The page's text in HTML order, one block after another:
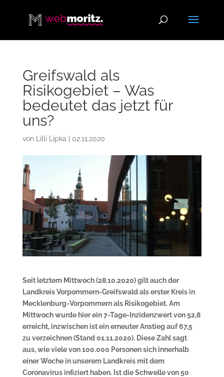
Greifswald als
Risikogebiet – Was
bedeutet das jetzt für
uns?
von Lilli Lipka 02.11.2020
Seit letztem Mittwoch (28.10.2020) gilt auch der
Landkreis Vorpommern-Greifswald als erster Kreis in
Mecklenburg-Vorpommern als Risikogebiet. Am
Mittwoch wurde hier ein 7-Tage-Inzidenzwert von 52,8
erreicht, inzwischen ist ein erneuter Anstieg auf 67,5
zu verzeichnen (Stand 01.11.2020). Diese Zahl sagt
aus, wie viele von 100.000 Personen sich innerhalb
einer Woche in unserem Landkreis mit dem
Coronavirus infiziert haben. Ist die Schwelle von 50